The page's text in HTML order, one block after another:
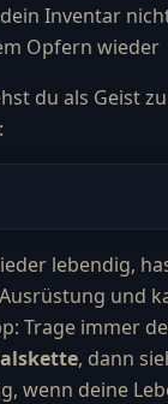
Inventar
Opfern wieder
du als Geist
lebendig,
und
Trage immer
, dann
wenn deine